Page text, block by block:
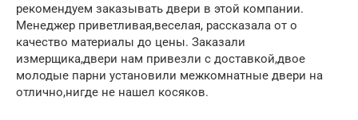
рекомендуем заказывать двери в этой компании.
Менеджер приветливая,веселая, рассказала от о
качество материалы до цены. Заказали
измерщика,двери нам привезли с доставкой,двое
молодые парни установили межкомнатные двери на
отлично,нигде не нашел косяков.